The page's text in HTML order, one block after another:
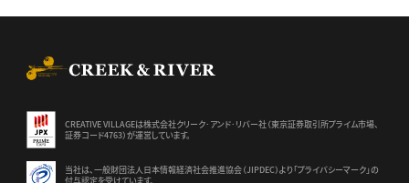
CREATIVE VILLAGEは株式会社クリーク･アンド･リバー社（東京証券取引所プライム市場、
証券コード4763）が運営しています。
当社は、一般財団法人日本情報経済社会推進協会（JIPDEC）より 「プライバシーマーク」の
付与認定を受けています。